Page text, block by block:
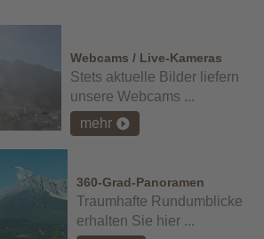
Webcams / Live-Kameras
Stets aktuelle Bilder liefern
unsere Webcams ...
mehr
360-Grad-Panoramen
Traumhafte Rundumblicke
erhalten Sie hier ...